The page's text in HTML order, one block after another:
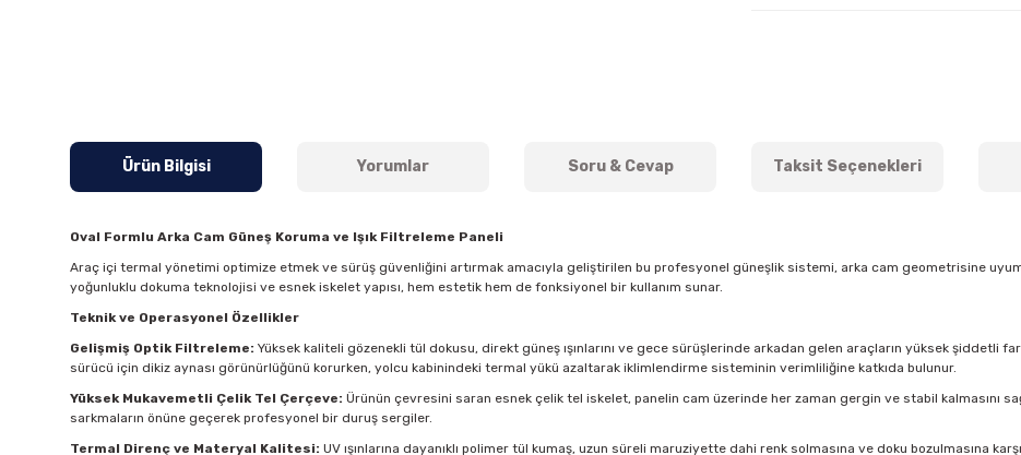
Ürün Bilgisi Yorumlar Soru & Cevap Taksit Seçenekleri
Oval Formlu Arka Cam Güneş Koruma ve Işık Filtreleme Paneli
Araç içi termal yönetimi optimize etmek ve sürüş güvenliğini artırmak amacıyla geliştirilen bu profesyonel güneşlik sistemi, arka cam geometrisine
yoğunluklu dokuma teknolojisi ve esnek iskelet yapısı, hem estetik hem de fonksiyonel bir kullanım sunar.
Teknik ve Operasyonel Özellikler
Gelişmiş Optik Filtreleme: Yüksek kaliteli gözenekli tül dokusu, direkt güneş ışınlarını ve gece sürüşlerinde arkadan gelen araçların yüksek şiddetli
sürücü için dikiz aynası görünürlüğünü korurken, yolcu kabinindeki termal yükü azaltarak iklimlendirme sisteminin verimliliğine katkıda bulunur.
Yüksek Mukavemetli Çelik Tel Çerçeve: Ürünün çevresini saran esnek çelik tel iskelet, panelin cam üzerinde her zaman gergin ve stabil kalmasını
sarkmaların önüne geçerek profesyonel bir duruş sergiler.
Termal Direnç ve Materyal Kalitesi: UV ışınlarına dayanıklı polimer tül kumaş, uzun süreli maruziyette dahi renk solmasına ve doku bozulmasına